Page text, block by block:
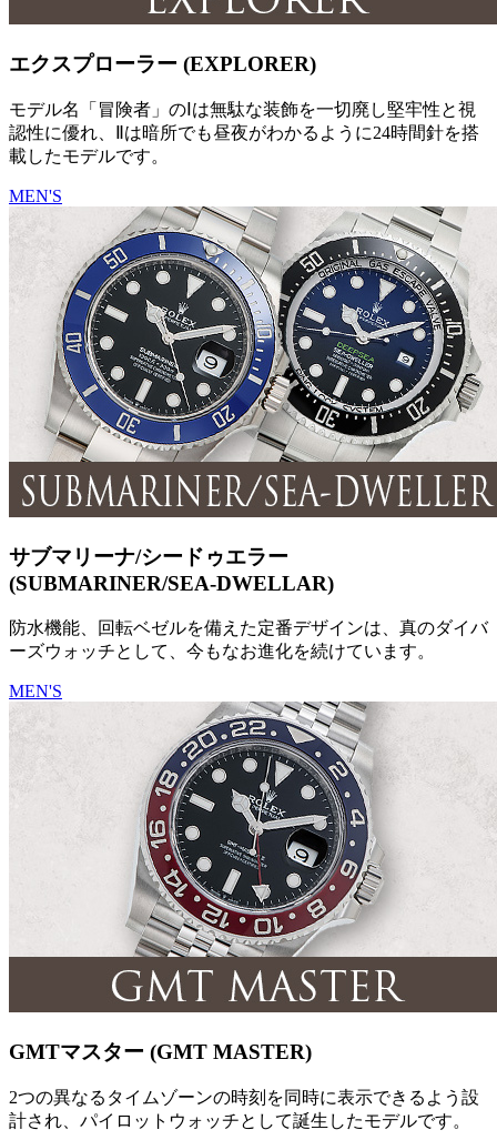
エクスプローラー (EXPLORER)
モデル名「冒険者」のⅠは無駄な装飾を一切廃し堅牢性と視
認性に優れ、Ⅱは暗所でも昼夜がわかるように24時間針を搭
載したモデルです。
MEN'S
サブマリーナ/シードゥエラー
(SUBMARINER/SEA-DWELLAR)
防水機能、回転ベゼルを備えた定番デザインは、真のダイバ
ーズウォッチとして、今もなお進化を続けています。
MEN'S
GMTマスター (GMT MASTER)
2つの異なるタイムゾーンの時刻を同時に表示できるよう設
計され、パイロットウォッチとして誕生したモデルです。